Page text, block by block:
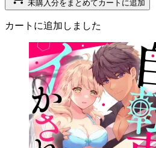
未購入分をまとめてカートに追加
カートに追加しました